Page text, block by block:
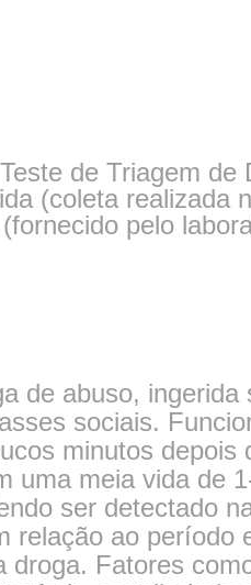
de Triagem de
(coleta realizada
pelo
de abuso, ingerida
sociais.
minutos depois
uma meia vida de
ser detectado
relação ao período
droga. Fatores